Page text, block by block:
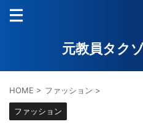
元教員タク
HOME > ファッション >
ファッション